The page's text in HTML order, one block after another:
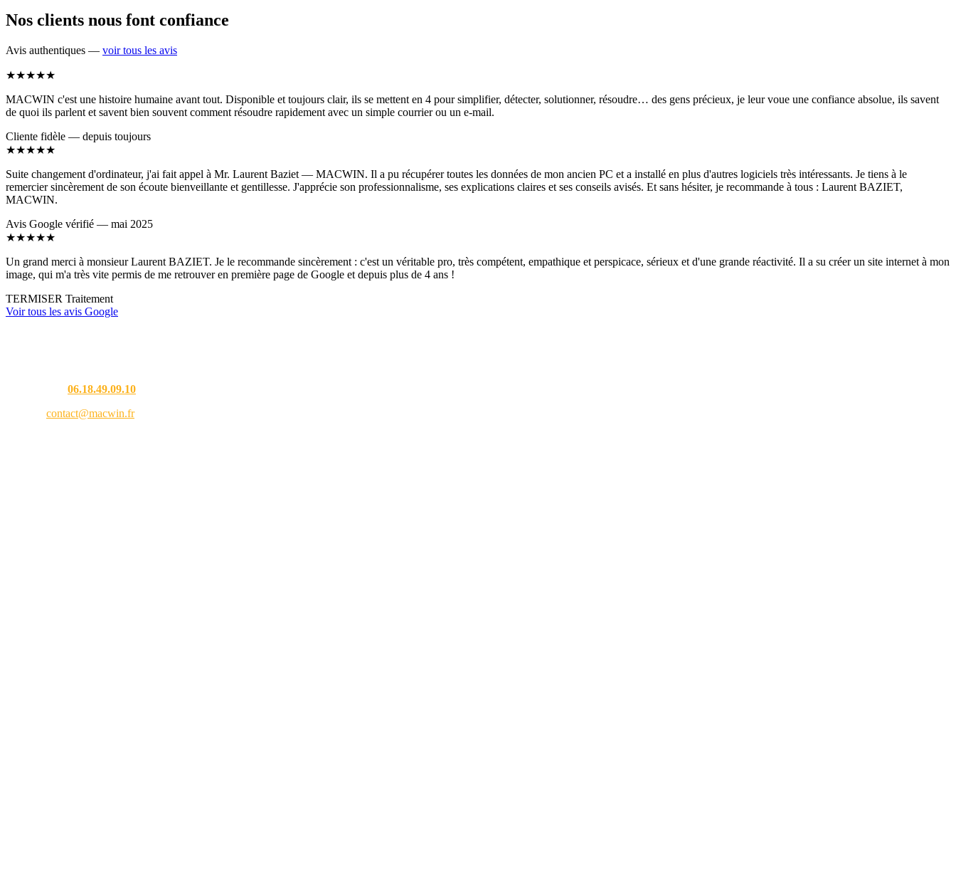
Nos clients nous font confiance
Avis authentiques — voir tous les avis
★★★★★
MACWIN c'est une histoire humaine avant tout. Disponible et toujours clair, ils se mettent en 4 pour simplifier, détecter, solutionner, résoudre… des gens précieux, je leur voue une confiance absolue, ils savent
de quoi ils parlent et savent bien souvent comment résoudre rapidement avec un simple courrier ou un e-mail.
Cliente fidèle — depuis toujours
★★★★★
Suite changement d'ordinateur, j'ai fait appel à Mr. Laurent Baziet — MACWIN. Il a pu récupérer toutes les données de mon ancien PC et a installé en plus d'autres logiciels très intéressants. Je tiens à le
remercier sincèrement de son écoute bienveillante et gentillesse. J'apprécie son professionnalisme, ses explications claires et ses conseils avisés. Et sans hésiter, je recommande à tous : Laurent BAZIET,
MACWIN.
Avis Google vérifié — mai 2025
★★★★★
Un grand merci à monsieur Laurent BAZIET. Je le recommande sincèrement : c'est un véritable pro, très compétent, empathique et perspicace, sérieux et d'une grande réactivité. Il a su créer un site internet à mon
image, qui m'a très vite permis de me retrouver en première page de Google et depuis plus de 4 ans !
TERMISER Traitement
Voir tous les avis Google
06.18.49.09.10
contact@macwin.fr